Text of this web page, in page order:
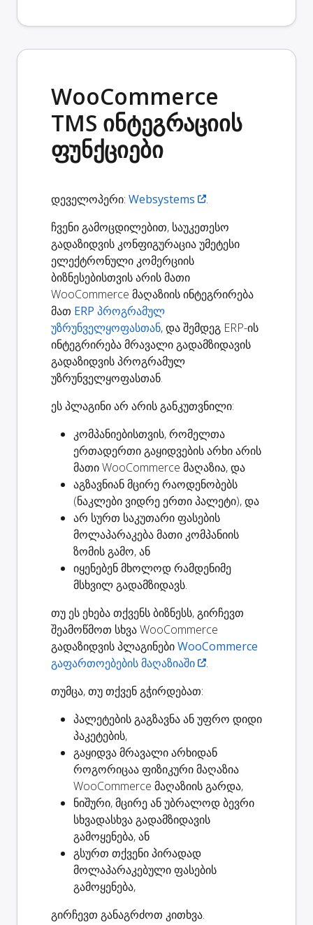
WooCommerce
TMS ინტეგრაციის
ფუნქციები
დეველოპერი: Websystems
.
ჩვენი გამოცდილებით, საუკეთესო
გადაზიდვის კონფიგურაცია უმეტესი
ელექტრონული კომერციის
ბიზნესებისთვის არის მათი
WooCommerce მაღაზიის ინტეგრირება
მათ ERP პროგრამულ
უზრუნველყოფასთან, და შემდეგ ERP-ის
ინტეგრირება მრავალი გადამზიდავის
გადაზიდვის პროგრამულ
უზრუნველყოფასთან.
ეს პლაგინიარ არის განკუთვნილი:
კომპანიებისთვის, რომელთა
ერთადერთი გაყიდვების არხი არის
მათი WooCommerce მაღაზია, და
აგზავნიან მცირე რაოდენობებს
(ნაკლები ვიდრე ერთი პალეტი), და
არ სურთ საკუთარი ფასების
მოლაპარაკება მათი კომპანიის
ზომის გამო, ან
იყენებენ მხოლოდ რამდენიმე
მსხვილ გადამზიდავს.
თუ ეს ეხება თქვენს ბიზნესს, გირჩევთ
შეამოწმოთ სხვა WooCommerce
გადაზიდვის პლაგინებიWooCommerce
გაფართოებების მაღაზიაში
.
თუმცა, თუ თქვენ გჭირდებათ:
პალეტების გაგზავნაან უფრო დიდი
პაკეტების,
გაყიდვამრავალი არხიდან
როგორიცაა ფიზიკური მაღაზია
WooCommerce მაღაზიის გარდა,
ნიშური, მცირე ან უბრალოდ ბევრი
სხვადასხვა გადამზიდავის
გამოყენება, ან
გსურთ თქვენიპირადად
მოლაპარაკებული ფასების
გამოყენება,
გირჩევთ განაგრძოთ კითხვა.